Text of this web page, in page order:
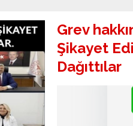
Grev
Şikayet
Dağıttılar